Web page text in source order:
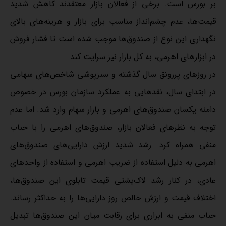
بر بورس است. برخی از فعالان بازار معتقدند کاهش شدید
قیمت‌‌ها، عدم چشم‌‌انداز مناسب برای بازار و هزینه‌‌های بالای
نگهداری این نوع از صندوق‌‌ها موجب شده است تا فشار فروش
در ابزارهای اهرمی، به کل بازار نیز سرایت کند.
در روزهای پررونق سال گذشته و سبزپوشی شاخص‌‌های سهامی
در ابتدای سال، نقدهایی به عملکرد سازمان بورس در خصوص
دامنه یکسان صندوق‌‌های اهرمی و بازار سهام وارد شد. اما عدم
توجه به نظرهای فعالان بازار، صندوق‌‌های اهرمی را با حباب
منفی همراه کرد. رشد شدید ارزش دارایی‌‌های صندوق‌‌های
اهرمی به دلیل استفاده از ضریب اهرمی و استفاده از واحدهای
عادی، در کنار رشد لاک‌‌پشتی قیمت تابلوی این صندوق‌‌ها،
اختلاف قیمت و ارزش خالص روز دارایی‌‌ها را به حداکثر رساند.
حباب منفی به ابزاری برای رقابت میان این صندوق‌‌ها تبدیل